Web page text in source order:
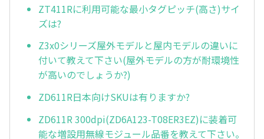
ZT411Rに利用可能な最小タグピッチ(高さ)サイ
ズは?
Z3x0シリーズ屋外モデルと屋内モデルの違いに
付いて教えて下さい(屋外モデルの方が耐環境性
が高いのでしょうか?)
ZD611R日本向けSKUは有りますか?
ZD611R 300dpi(ZD6A123-T08ER3EZ)に装着可
能な増設用無線モジュール品番を教えて下さい。